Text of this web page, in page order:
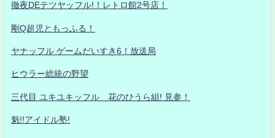
徹夜DEテツヤッフル!！レトロ館2号店！
剛Q超児ともっふる！
ヤナッフル ゲームだいすき6！放送局
ヒウラー総統の野望
三代目 ユキユキッフル 花のひうら組! 見参！
魁!!アイドル塾!